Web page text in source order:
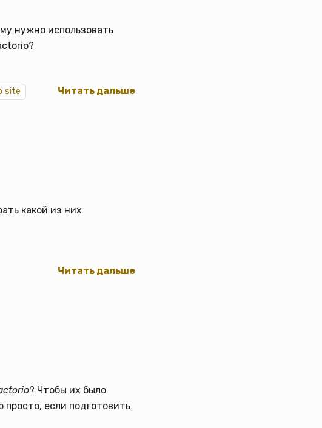
нужно использовать
site Читать дальше
какой из них
Читать дальше
? Чтобы их было
если подготовить